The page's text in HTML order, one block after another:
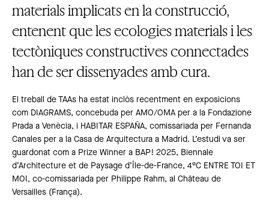
materials implicats en la construcció,
entenent que les ecologies materials i les
tectòniques constructives connectades
han de ser dissenyades amb cura.
El treball de TAAs ha estat inclòs recentment en exposicions
com DIAGRAMS, concebuda per AMO/OMA per a la Fondazione
Prada a Venècia, i HABITAR ESPAÑA, comissariada per Fernanda
Canales per a la Casa de Arquitectura a Madrid. L’estudi va ser
guardonat com a Prize Winner a BAP! 2025, Biennale
d’Architecture et de Paysage d’Île-de-France, 4°C ENTRE TOI ET
MOI, co-comissariada per Philippe Rahm, al Château de
Versailles (França).